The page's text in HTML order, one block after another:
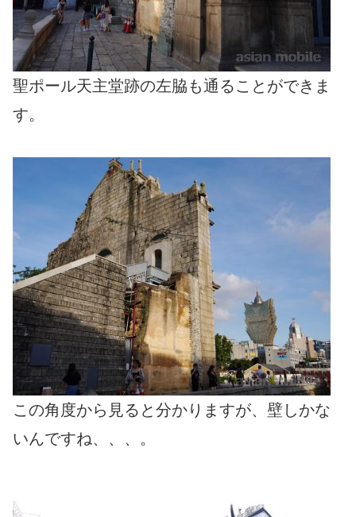
聖ポール天主堂跡の左脇も通ることができま
す。
この角度から見ると分かりますが、壁しかな
いんですね、、、。